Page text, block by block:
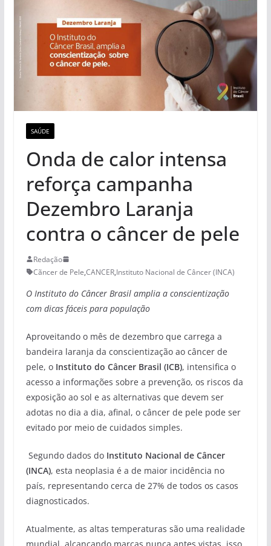
SAÚDE
Onda de calor intensa
reforça campanha
Dezembro Laranja
contra o câncer de pele
Redação
Cãncer de Pele,CANCER,Instituto Nacional de Câncer (INCA)
O Instituto do Câncer Brasil amplia a conscientização
com dicas fáceis para população
Aproveitando o mês de dezembro que carrega a
bandeira laranja da conscientização ao câncer de
pele, o Instituto do Câncer Brasil (ICB), intensifica o
acesso a informações sobre a prevenção, os riscos da
exposição ao sol e as alternativas que devem ser
adotas no dia a dia, afinal, o câncer de pele pode ser
evitado por meio de cuidados simples.
Segundo dados doInstituto Nacional de Câncer
(INCA), esta neoplasia é a de maior incidência no
país, representando cerca de 27% de todos os casos
diagnosticados.
Atualmente, as altas temperaturas são uma realidade
mundial, alcançando marcas nunca antes vistas, isso